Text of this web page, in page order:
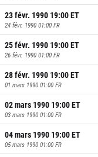
23 févr. 1990 19:00ET
24 févr. 1990 01:00 FR
25 févr. 1990 19:00ET
26 févr. 1990 01:00 FR
28 févr. 1990 19:00ET
01 mars 1990 01:00 FR
02 mars 1990 19:00ET
03 mars 1990 01:00 FR
04 mars 1990 19:00ET
05 mars 1990 01:00 FR